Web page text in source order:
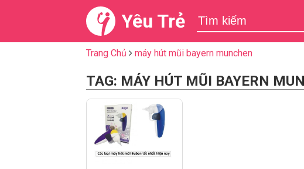
Yêu Trẻ
Trang Chủ máy hút mũi bayern munchen
TAG: MÁY HÚT MŨI BAYERN